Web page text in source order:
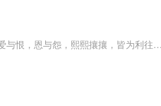
与恨，恩与怨，熙熙攘攘，皆为利